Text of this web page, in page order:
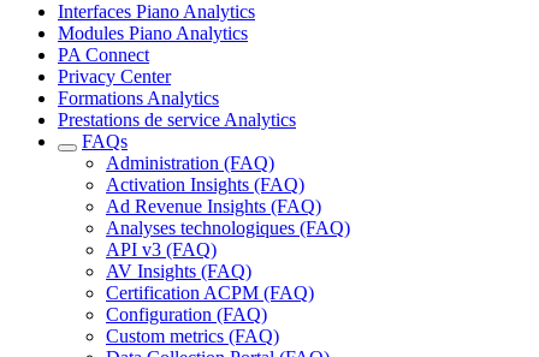
Interfaces Piano Analytics
Modules Piano Analytics
PA Connect
Privacy Center
Formations Analytics
Prestations de service Analytics
FAQs
Administration (FAQ)
Activation Insights (FAQ)
Ad Revenue Insights (FAQ)
Analyses technologiques (FAQ)
API v3 (FAQ)
AV Insights (FAQ)
Certification ACPM (FAQ)
Configuration (FAQ)
Custom metrics (FAQ)